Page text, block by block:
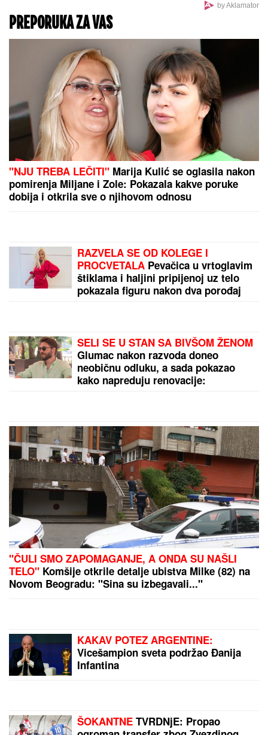
NESREĆI KOD RUME:
licu mesta
broje
NOVIDETALjI JEZIVOG UBISTVA NA NOVOM
BEOGRADU: Komšije progovorile, tvrde da je ovo
pozadina cele priče (FOTO/VIDEO)